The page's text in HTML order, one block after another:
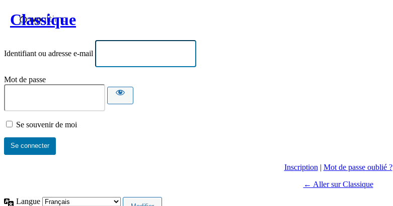
Classique
Identifiant ou adresse e-mail
Mot de passe
Se souvenir de moi
Inscription | Mot de passe oublié ?
← Aller sur Classique
Langue